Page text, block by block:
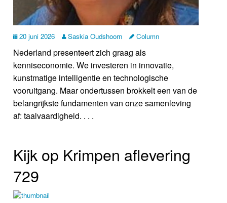
20 juni 2026 Saskia Oudshoorn Column
Nederland presenteert zich graag als
kenniseconomie. We investeren in innovatie,
kunstmatige intelligentie en technologische
vooruitgang. Maar ondertussen brokkelt een van de
belangrijkste fundamenten van onze samenleving
af: taalvaardigheid. . . .
Kijk op Krimpen aflevering
729